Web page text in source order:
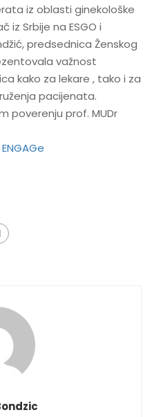
iz oblasti ginekološke
iz Srbije na ESGO i
predsednica Ženskog
važnost
kako za lekare , tako i za
pacijenata.
poverenju prof. MUDr